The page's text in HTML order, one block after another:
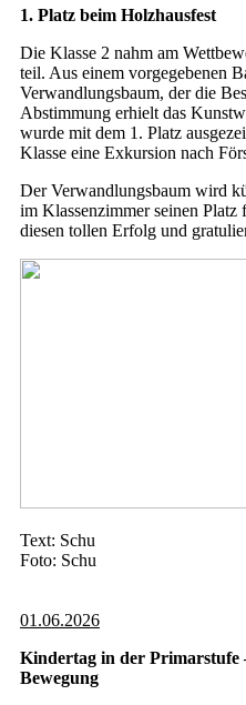
1. Platz beim Holzhausfest
Die Klasse 2 nahm am
teil. Aus einem vorgegebenen
Verwandlungsbaum, der die
Abstimmung erhielt das
wurde mit dem 1. Platz
Klasse eine Exkursion nach
Der Verwandlungsbaum wird
im Klassenzimmer seinen
diesen tollen Erfolg und
Text: Schu
Foto: Schu
01.06.2026
Kindertag in der Primarstufe
Bewegung